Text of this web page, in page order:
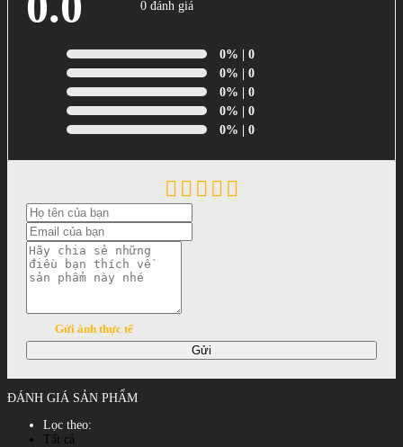
0 đánh giá
0% | 0
0% | 0
0% | 0
0% | 0
0% | 0
Gửi ảnh thực tế
Gửi
ĐÁNH GIÁ SẢN PHẨM
Lọc theo:
Tất cả